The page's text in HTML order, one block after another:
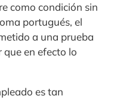
como condición sin
portugués, el
a una prueba
en efecto lo
es tan